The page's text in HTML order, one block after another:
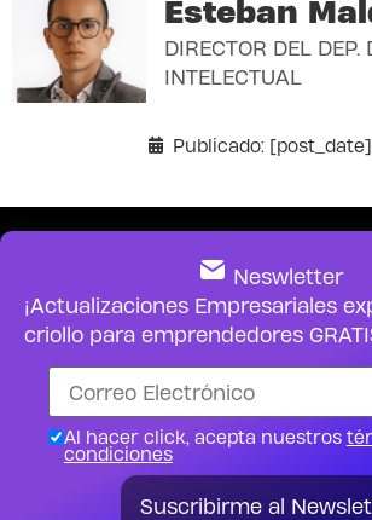
Esteban
DIRECTOR DEL DEP.
INTELECTUAL
Publicado:
Neswletter
¡Actualizaciones Empresariales
criollo para emprendedores
Al hacer click, acepta nuestros
condiciones
Suscribirme al